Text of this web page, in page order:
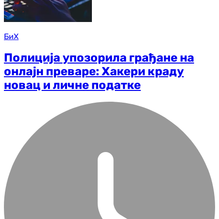
БиХ
Полиција упозорила грађане на
онлајн преваре: Хакери краду
новац и личне податке